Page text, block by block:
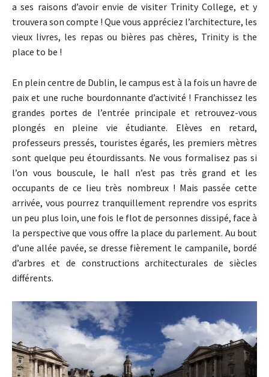
a ses raisons d’avoir envie de visiter Trinity College, et y
trouvera son compte ! Que vous appréciez l’architecture, les
vieux livres, les repas ou bières pas chères, Trinity is the
place to be !
En plein centre de Dublin, le campus est à la fois un havre de
paix et une ruche bourdonnante d’activité ! Franchissez les
grandes portes de l’entrée principale et retrouvez-vous
plongés en pleine vie étudiante. Elèves en retard,
professeurs pressés, touristes égarés, les premiers mètres
sont quelque peu étourdissants. Ne vous formalisez pas si
l’on vous bouscule, le hall n’est pas très grand et les
occupants de ce lieu très nombreux ! Mais passée cette
arrivée, vous pourrez tranquillement reprendre vos esprits
un peu plus loin, une fois le flot de personnes dissipé, face à
la perspective que vous offre la place du parlement. Au bout
d’une allée pavée, se dresse fièrement le campanile, bordé
d’arbres et de constructions architecturales de siècles
différents.